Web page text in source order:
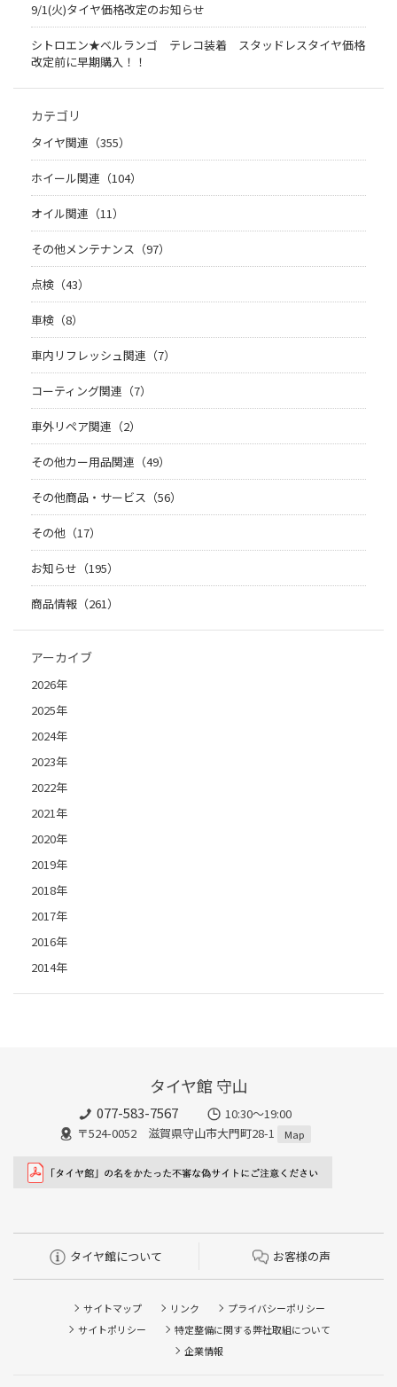
9/1(火)タイヤ価格改定のお知らせ
シトロエン★ベルランゴ テレコ装着 スタッドレスタイヤ価格
改定前に早期購入！！
カテゴリ
タイヤ関連（355）
ホイール関連（104）
オイル関連（11）
その他メンテナンス（97）
点検（43）
車検（8）
車内リフレッシュ関連（7）
コーティング関連（7）
車外リペア関連（2）
その他カー用品関連（49）
その他商品・サービス（56）
その他（17）
お知らせ（195）
商品情報（261）
アーカイブ
2026年
2025年
2024年
2023年
2022年
2021年
2020年
2019年
2018年
2017年
2016年
2014年
タイヤ館 守山
077-583-7567
10:30～19:00
〒524-0052 滋賀県守山市大門町28-1
Map
タイヤ館について お客様の声
サイトマップ リンク
プライバシーポリシー
サイトポリシー
特定整備に関する弊社取組について
企業情報